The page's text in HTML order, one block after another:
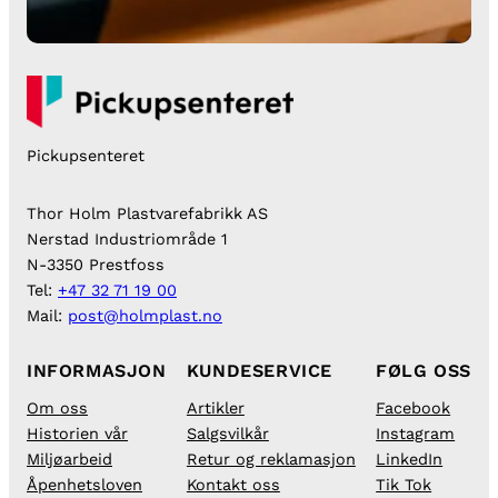
Pickupsenteret
Thor Holm Plastvarefabrikk AS
Nerstad Industriområde 1
N-3350 Prestfoss
Tel: +47 32 71 19 00
Mail: post@holmplast.no
INFORMASJON
Om oss
Historien vår
Miljøarbeid
Åpenhetsloven
KUNDESERVICE
Artikler
Salgsvilkår
Retur og reklamasjon
Kontakt oss
FØLG OSS
Facebook
Instagram
LinkedIn
Tik Tok